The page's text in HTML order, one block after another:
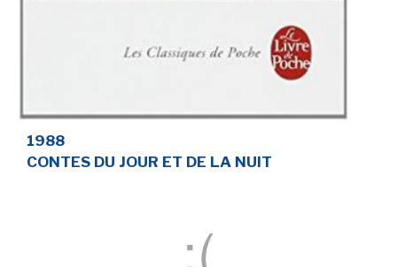
1988
CONTES DU JOUR ET DE LA NUIT